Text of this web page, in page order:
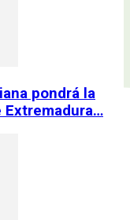
pondrá la
Extremadura…